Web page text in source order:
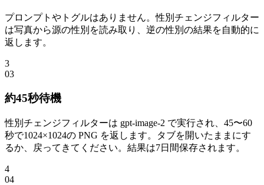
プロンプトやトグルはありません。性別チェンジフィルター
は写真から源の性別を読み取り、逆の性別の結果を自動的に
返します。
3
03
約45秒待機
性別チェンジフィルターは gpt-image-2 で実行され、45〜60
秒で1024×1024の PNG を返します。タブを開いたままにす
るか、戻ってきてください。結果は7日間保存されます。
4
04